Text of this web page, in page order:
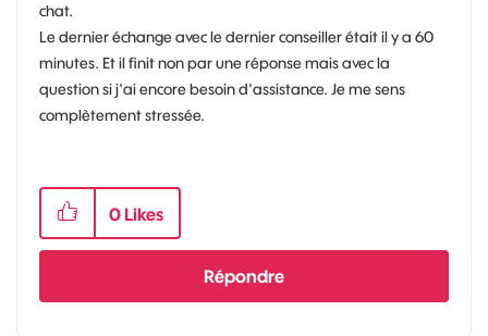
chat.
Le dernier échange avec le dernier conseiller était il y a 60
minutes. Et il finit non par une réponse mais avec la
question si j'ai encore besoin d'assistance. Je me sens
complètement stressée.
0 Likes
Répondre